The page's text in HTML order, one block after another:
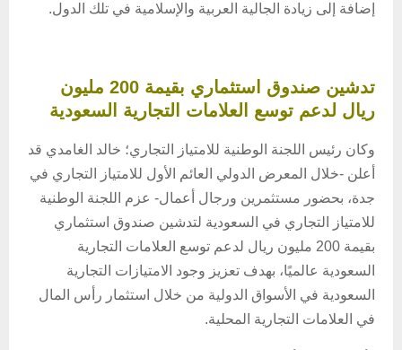
إضافة إلى زيادة الجالية العربية والإسلامية في تلك الدول.
تدشين صندوق استثماري بقيمة 200 مليون
ريال لدعم توسع العلامات التجارية السعودية
وكان رئيس اللجنة الوطنية للامتياز التجاري؛ خالد الغامدي قد
أعلن -خلال المعرض الدولي العائم الأول للامتياز التجاري في
جدة، بحضور مستثمرين ورجال أعمال- عزم اللجنة الوطنية
للامتياز التجاري في السعودية لتدشين صندوق استثماري
بقيمة 200 مليون ريال لدعم توسع العلامات التجارية
السعودية عالميًا، بهدف تعزيز وجود الامتيازات التجارية
السعودية في الأسواق الدولية من خلال استثمار رأس المال
في العلامات التجارية المحلية.